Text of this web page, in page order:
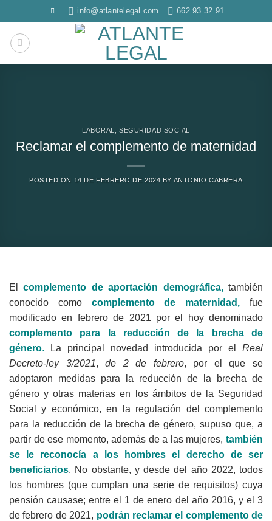
al
contenido
info@atlantelegal.com 662 93 32 91
LABORAL ,SEGURIDAD SOCIAL
Reclamar el complemento de maternidad
POSTED ON 14 DE FEBRERO DE 2024 BY ANTONIO CABRERA
Elcomplemento de aportación demográfica,también
conocido como complemento de maternidad, fue
modificado en febrero de 2021 por el hoy denominado
complemento para la reducción de la brecha de
género. La principal novedad introducida por el Real
Decreto-ley 3/2021,de 2 de febrero, por el que se
adoptaron
medidas para la reducción de la brecha de
género y otras materias en los ámbitos de la Seguridad
Social y económico,en la regulación del complemento
para la reducción de la brecha de género, supuso que, a
partir de ese momento, además de a las mujeres, también
se le reconocía a los hombres el derecho de ser
beneficiarios. No obstante, y desde del año 2022, todos
los hombres (que cumplan una serie de requisitos) cuya
pensión causase; entre el 1 de enero del año 2016, y el 3
de febrero de 2021, podrán reclamar el complemento de